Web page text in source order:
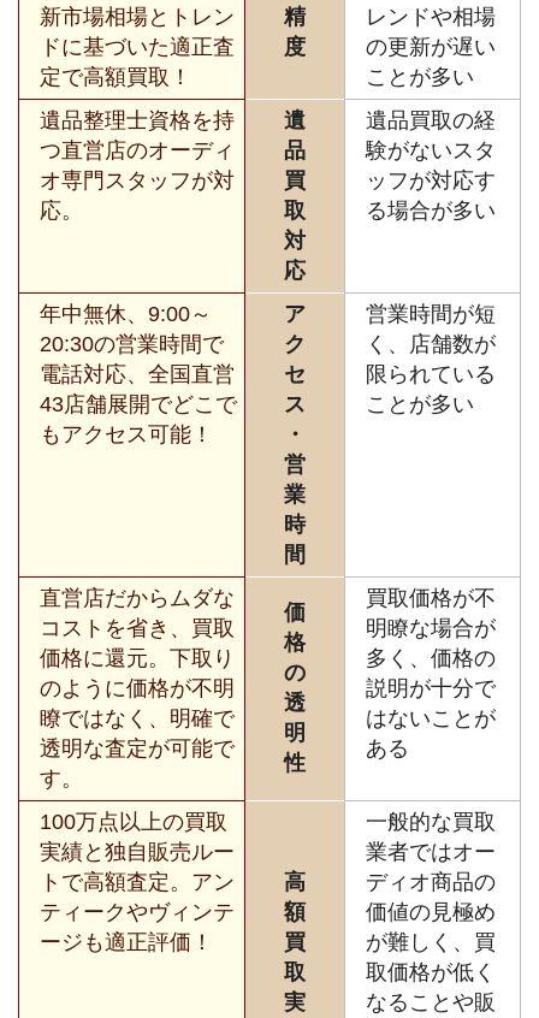
新市場相場とトレン
ドに基づいた適正査
定で高額買取！
精
度
レンドや相場
の更新が遅い
ことが多い
遺品整理士資格を持
つ直営店のオーディ
オ専門スタッフが対
応。
遺
品
買
取
対
応
遺品買取の経
験がないスタ
ッフが対応す
る場合が多い
年中無休、9:00～
20:30の営業時間で
電話対応、全国直営
43店舗展開でどこで
もアクセス可能！
ア
ク
セ
ス
・
営
業
時
間
営業時間が短
く、店舗数が
限られている
ことが多い
直営店だからムダな
コストを省き、買取
価格に還元。下取り
のように価格が不明
瞭ではなく、明確で
透明な査定が可能で
す。
価
格
の
透
明
性
買取価格が不
明瞭な場合が
多く、価格の
説明が十分で
はないことが
ある
100万点以上の買取
実績と独自販売ルー
トで高額査定。アン
ティークやヴィンテ
ージも適正評価！
高
額
買
取
実
一般的な買取
業者ではオー
ディオ商品の
価値の見極め
が難しく、買
取価格が低く
なることや販